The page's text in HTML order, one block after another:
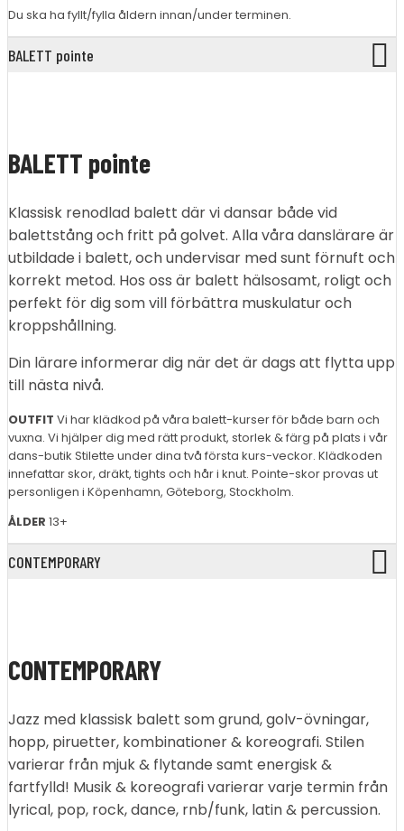
Du ska ha fyllt/fylla åldern innan/under terminen.
BALETT pointe
BALETT pointe
Klassisk renodlad balett där vi dansar både vid
balettstång och fritt på golvet. Alla våra danslärare är
utbildade i balett, och undervisar med sunt förnuft och
korrekt metod. Hos oss är balett hälsosamt, roligt och
perfekt för dig som vill förbättra muskulatur och
kroppshållning.
Din lärare informerar dig när det är dags att flytta upp
till nästa nivå.
OUTFIT Vi har klädkod på våra balett-kurser för både barn och
vuxna. Vi hjälper dig med rätt produkt, storlek & färg på plats i vår
dans-butik Stilette under dina två första kurs-veckor. Klädkoden
innefattar skor, dräkt, tights och hår i knut. Pointe-skor provas ut
personligen i Köpenhamn, Göteborg, Stockholm.
ÅLDER 13+
CONTEMPORARY
CONTEMPORARY
Jazz med klassisk balett som grund, golv-övningar,
hopp, piruetter, kombinationer & koreografi. Stilen
varierar från mjuk & flytande samt energisk &
fartfylld! Musik & koreografi varierar varje termin från
lyrical, pop, rock, dance, rnb/funk, latin & percussion.